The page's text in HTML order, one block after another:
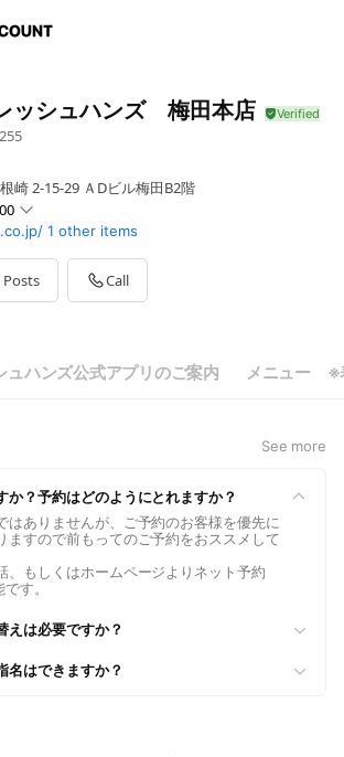
ッシュハンズ 梅田本店
255
崎 2-15-29 ＡDビル梅田B2階
1 other items
Posts Call
ュハンズ公式アプリのご案内 メニュー ※
See more
か？予約はどのようにとれますか？
はありませんが、ご予約のお客様を優先に
ますので前もってのご予約をおススメして
、もしくはホームページよりネット予約
す。
えは必要ですか？
名はできますか？